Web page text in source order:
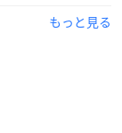
もっと見る